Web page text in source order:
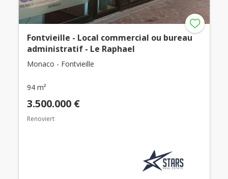
Fontvieille - Local commercial ou bureau
administratif - Le Raphael
Monaco - Fontvieille
94 m²
3.500.000 €
Renoviert